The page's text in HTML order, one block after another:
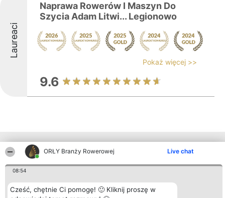
ORŁY Branży Rowerowej Live chat
08:54
Cześć, chętnie Ci pomogę! 🙂 Kliknij proszę w
Laureaci
Naprawa Rowerów I Maszyn Do
Szycia Adam Litwi... Legionowo
Pokaż więcej >>
9.6
Inne firmy z województwa
Organizator plebiscytu
Bright Side Solutions sp. z o.
Plebiscyt
Laureaci
Kontakt
Kontakt